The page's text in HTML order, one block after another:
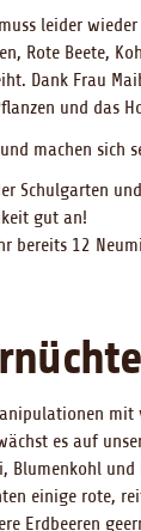
leider
Rote Beete,
Dank Frau
und das
machen sich
Schulgarten
gut an!
bereits 12
mit
es auf
Blumenkohl und
einige rote,
Erdbeeren